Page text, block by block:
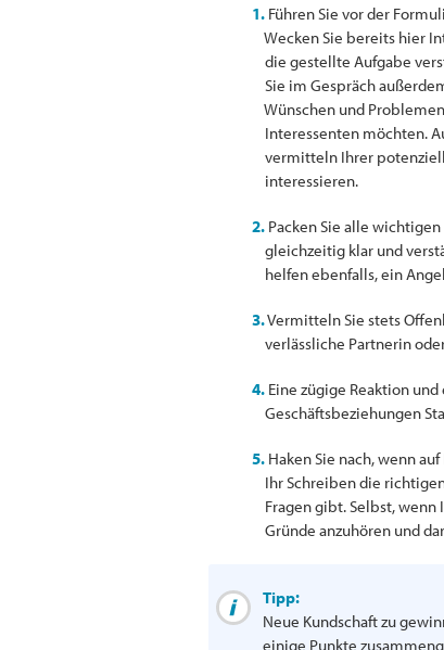
1. Führen Sie vor der
Wecken Sie bereits hier
die gestellte Aufgabe
Sie im Gespräch
Wünschen und
Interessenten möchten.
vermitteln Ihrer
interessieren.
2. Packen Sie alle
gleichzeitig klar und
helfen ebenfalls, ein
3.Vermitteln Sie stets
verlässliche Partnerin
4. Eine zügige Reaktion
Geschäftsbeziehungen
5. Haken Sie nach, wenn
Ihr Schreiben die
Fragen gibt. Selbst, wenn
Gründe anzuhören und
Tipp:
Neue Kundschaft zu
einige Punkte